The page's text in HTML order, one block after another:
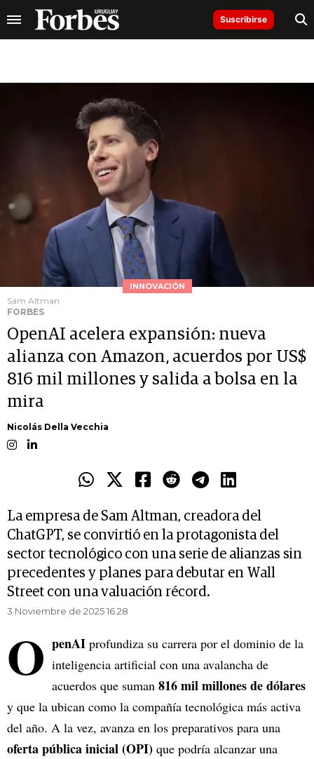
Suscribirse
INNOVACIÓN
Sam Altman
FORBES
OpenAI acelera expansión: nueva
alianza con Amazon, acuerdos por US$
816 mil millones y salida a bolsa en la
mira
Nicolás Della Vecchia
La empresa de Sam Altman, creadora del
ChatGPT, se convirtió en la protagonista del
sector tecnológico con una serie de alianzas sin
precedentes y planes para debutar en Wall
Street con una valuación récord.
3 Noviembre de 2025 16.28
O penAI profundiza su carrera por el dominio de la
inteligencia artificial con una avalancha de
acuerdos que suman 816 mil millones de dólares
y que la ubican como la compañía tecnológica más activa
del año. A la vez, avanza en los preparativos para una
oferta pública inicial (OPI) que podría alcanzar una